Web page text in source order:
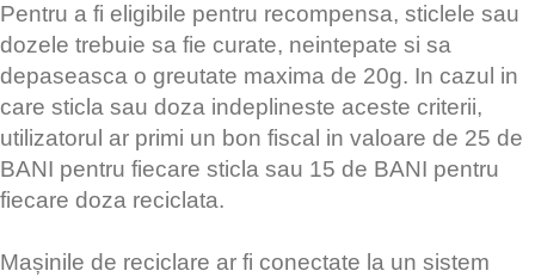
Pentru a fi eligibile pentru recompensa, sticlele sau
dozele trebuie sa fie curate, neintepate si sa
depaseasca o greutate maxima de 20g. In cazul in
care sticla sau doza indeplineste aceste criterii,
utilizatorul ar primi un bon fiscal in valoare de 25 de
BANI pentru fiecare sticla sau 15 de BANI pentru
fiecare doza reciclata.
Mașinile de reciclare ar fi conectate la un sistem